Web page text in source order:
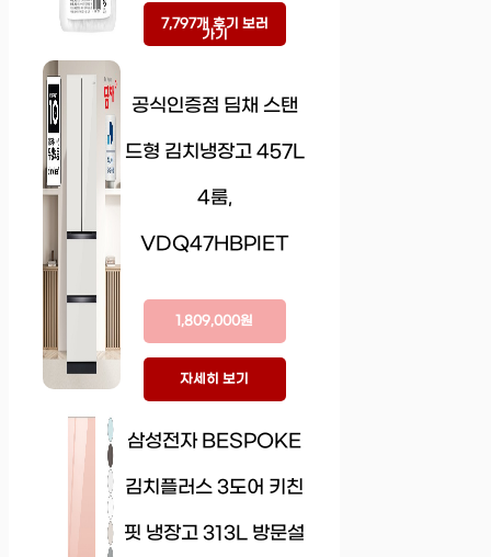
7,797개 후기 보러
가기
공식인증점 딤채 스탠
드형 김치냉장고 457L
4룸,
VDQ47HBPIET
1,809,000원
자세히 보기
삼성전자 BESPOKE
김치플러스 3도어 키친
핏 냉장고 313L 방문설